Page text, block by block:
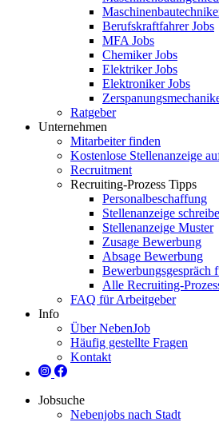
Berufskraftfahrer Jobs
MFA Jobs
Chemiker Jobs
Elektriker Jobs
Elektroniker Jobs
Ratgeber
Unternehmen
Mitarbeiter finden
Kostenlose Stellenanzeige
Recruitment
Recruiting-Prozess Tipps
Personalbeschaffung
Stellenanzeige
Stellenanzeige Muster
Zusage Bewerbung
Absage Bewerbung
Bewerbungsgespräch
Alle Recruiting-
FAQ für Arbeitgeber
Info
Über NebenJob
Häufig gestellte Fragen
Kontakt
Jobsuche
Nebenjobs nach Stadt